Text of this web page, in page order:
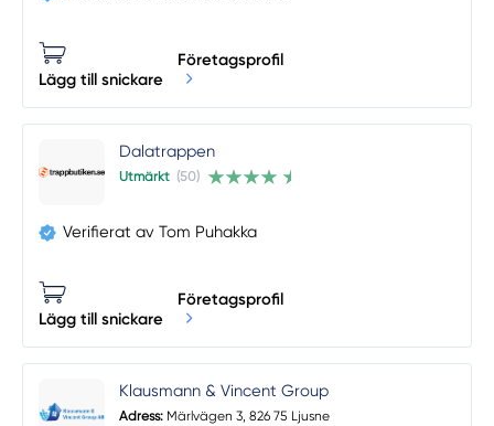
Lägg till snickare
Företagsprofil
Dalatrappen
Utmärkt (50)
Verifierat av Tom Puhakka
Lägg till snickare
Företagsprofil
Klausmann & Vincent Group
Adress: Märlvägen 3, 826 75 Ljusne